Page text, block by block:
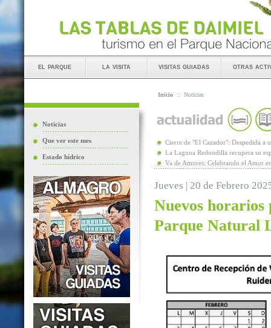
el parque la visita visitas guiadas otras
Noticias
Que ver este mes
Estado hídrico
Inicio :: Noticias
Cierre de "El Cazador": Despedida a
La Laguna Redondilla recupera su
Va de Amores: Celebrando el Amor
Jueves | 20 de Febrero
Nuevos horarios
Parque Natural